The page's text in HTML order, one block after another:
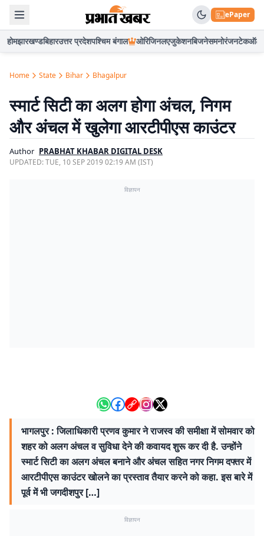
ePaper
होमझारखण्डबिहारउत्तर प्रदेशपश्चिम बंगाल ओरिजिनलएजुकेशनबिजनेसमनोरंजनटेकऑटो
Home State Bihar Bhagalpur
स्मार्ट सिटी का अलग होगा अंचल, निगम
और अंचल में खुलेगा आरटीपीएस काउंटर
Author PRABHAT KHABAR DIGITAL DESK
UPDATED:TUE, 10 SEP 2019 02:19 AM (IST)
विज्ञापन
भागलपुर : जिलाधिकारी प्रणव कुमार ने राजस्व की समीक्षा में सोमवार को
शहर को अलग अंचल व सुविधा देने की कवायद शुरू कर दी है. उन्होंने
स्मार्ट सिटी का अलग अंचल बनाने और अंचल सहित नगर निगम दफ्तर में
आरटीपीएस काउंटर खोलने का प्रस्ताव तैयार करने को कहा. इस बारे में
पूर्व में भी जगदीशपुर […]
विज्ञापन